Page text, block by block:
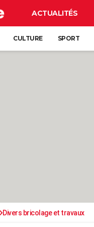
ACTUALITÉS
CULTURE SPORT
Divers bricolage et travaux